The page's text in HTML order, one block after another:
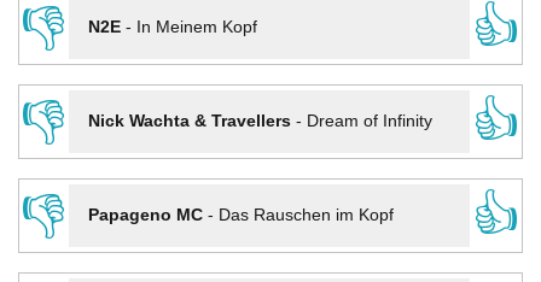
👎
N2E- In Meinem Kopf
👍
👎
Nick Wachta & Travellers- Dream of Infinity
👍
👎
Papageno MC- Das Rauschen im Kopf
👍